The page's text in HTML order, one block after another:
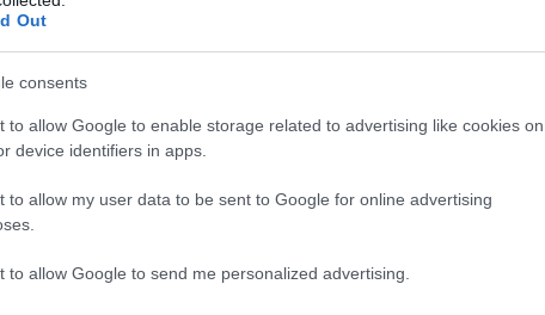
Out
consents
to allow Google to enable storage related to advertising like cookies on
device identifiers in apps.
to allow my user data to be sent to Google for online advertising
to allow Google to send me personalized advertising.
6 komment
amerika utazás usa travel kalifornia
németország
amazonas esőerdő erdészet bambusz amazónia
barackfa
klong song nam kampó-erdő matuzsálemfa